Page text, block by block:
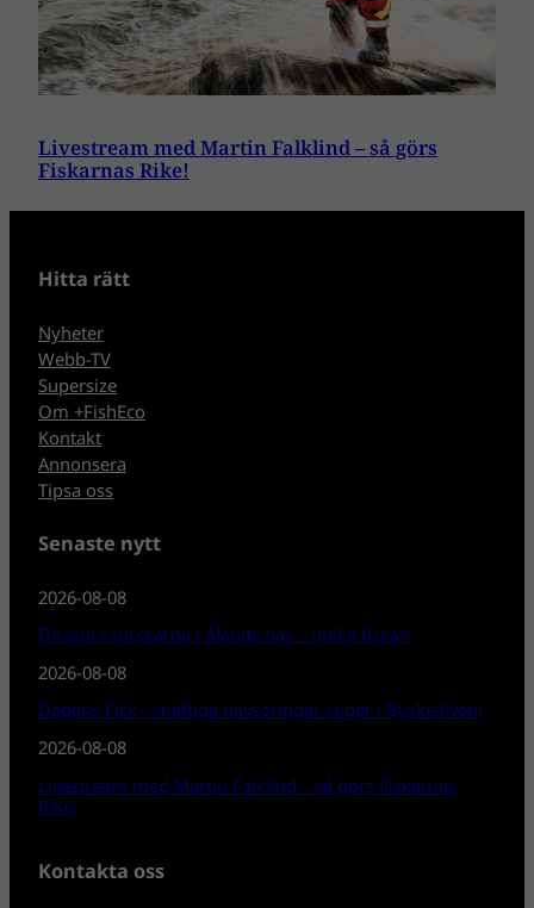
Livestream med Martin Falklind – så görs
Fiskarnas Rike!
Hitta rätt
Nyheter
Webb-TV
Supersize
Om +FishEco
Kontakt
Annonsera
Tipsa oss
Senaste nytt
2026-08-08
De stora torskarna i Ålands hav – unika fiskar!
2026-08-08
Dagens Fisk – maffiga havsöringar stiger i Byskeälven!
2026-08-08
Livestream med Martin Falklind – så görs Fiskarnas
Rike!
Kontakta oss